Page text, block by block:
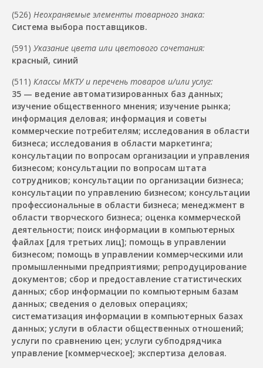
(526) Неохраняемые элементы товарного знака:
Система выбора поставщиков.
(591) Указание цвета или цветового сочетания:
красный, синий
(511) Классы МКТУ и перечень товаров и/или услуг:
35 — ведение автоматизированных баз данных;
изучение общественного мнения; изучение рынка;
информация деловая; информация и советы
коммерческие потребителям; исследования в области
бизнеса; исследования в области маркетинга;
консультации по вопросам организации и управления
бизнесом; консультации по вопросам штата
сотрудников; консультации по организации бизнеса;
консультации по управлению бизнесом; консультации
профессиональные в области бизнеса; менеджмент в
области творческого бизнеса; оценка коммерческой
деятельности; поиск информации в компьютерных
файлах [для третьих лиц]; помощь в управлении
бизнесом; помощь в управлении коммерческими или
промышленными предприятиями; репродуцирование
документов; сбор и предоставление статистических
данных; сбор информации по компьютерным базам
данных; сведения о деловых операциях;
систематизация информации в компьютерных базах
данных; услуги в области общественных отношений;
услуги по сравнению цен; услуги субподрядчика
управление [коммерческое]; экспертиза деловая.